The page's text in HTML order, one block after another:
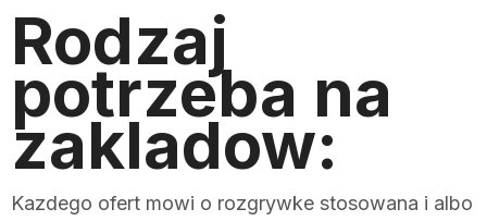
Rodzaj
potrzeba na
zakladow:
Kazdego ofert mowi o rozgrywke stosowana i albo